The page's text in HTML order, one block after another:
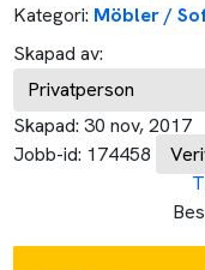
Kategori: Möbler /
Skapad av:
Privatperson
Skapad: 30 nov, 2017
Jobb-id: 174458